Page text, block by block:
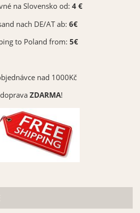
na Slovensko od: 4 €
nach DE/AT ab: 6€
to Poland from: 5€
nad 1000Kč
dopravaZDARMA!